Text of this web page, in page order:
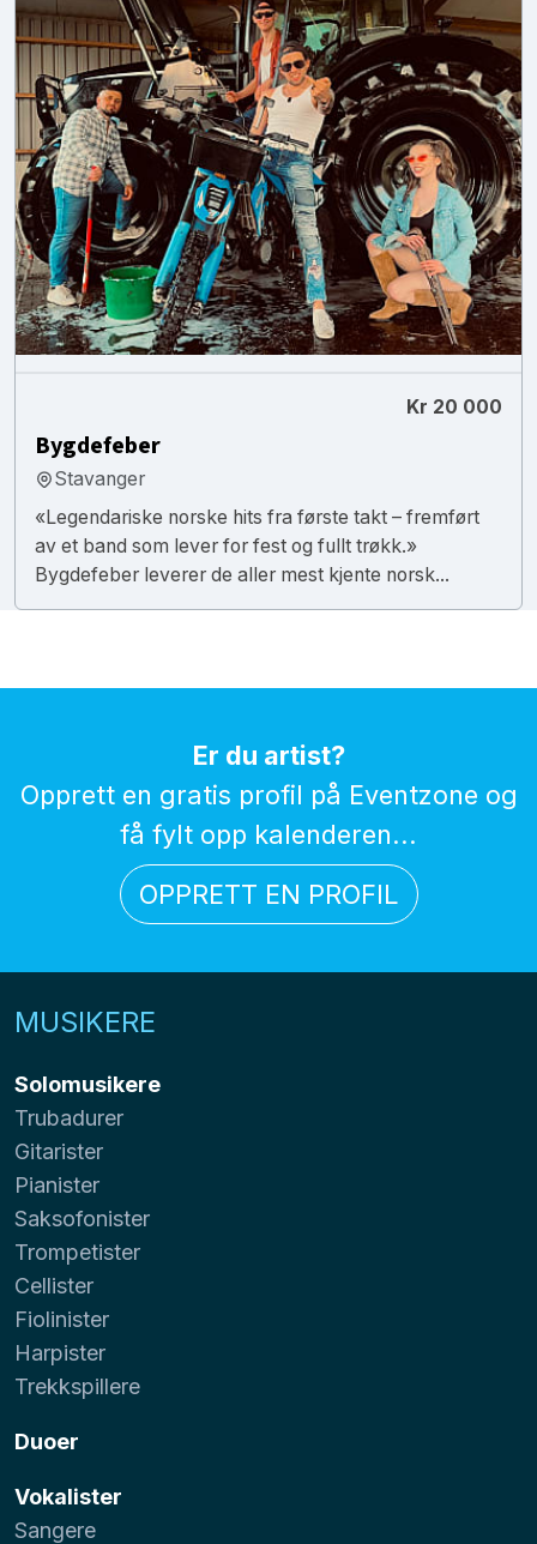
Kr 20 000
Bygdefeber
Stavanger
«Legendariske norske hits fra første takt – fremført
av et band som lever for fest og fullt trøkk.»
Bygdefeber leverer de aller mest kjente norsk...
Er du artist?
Opprett en gratis profil på Eventzone og
få fylt opp kalenderen...
OPPRETT EN PROFIL
MUSIKERE
Solomusikere
Trubadurer
Gitarister
Pianister
Saksofonister
Trompetister
Cellister
Fiolinister
Harpister
Trekkspillere
Duoer
Vokalister
Sangere